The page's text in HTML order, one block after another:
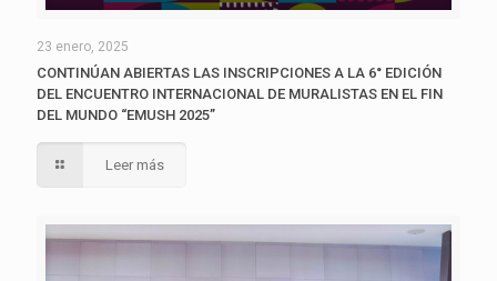
23 enero, 2025
CONTINÚAN ABIERTAS LAS INSCRIPCIONES A LA 6° EDICIÓN
DEL ENCUENTRO INTERNACIONAL DE MURALISTAS EN EL FIN
DEL MUNDO “EMUSH 2025”
Leer más